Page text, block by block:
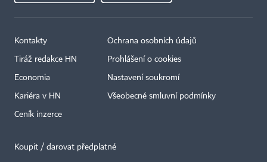
Kontakty
Tiráž redakce HN
Economia
Kariéra v HN
Ceník inzerce
Ochrana osobních údajů
Prohlášení o cookies
Nastavení soukromí
Všeobecné smluvní podmínky
Koupit / darovat předplatné